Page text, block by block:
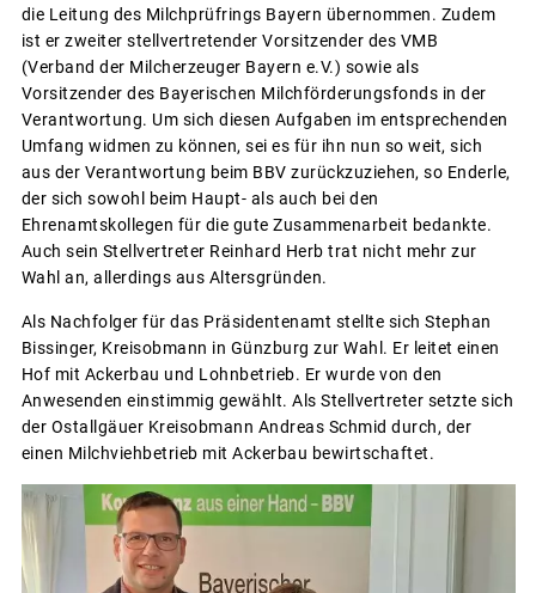
die Leitung des Milchprüfrings Bayern übernommen. Zudem
ist er zweiter stellvertretender Vorsitzender des VMB
(Verband der Milcherzeuger Bayern e.V.) sowie als
Vorsitzender des Bayerischen Milchförderungsfonds in der
Verantwortung. Um sich diesen Aufgaben im entsprechenden
Umfang widmen zu können, sei es für ihn nun so weit, sich
aus der Verantwortung beim BBV zurückzuziehen, so Enderle,
der sich sowohl beim Haupt- als auch bei den
Ehrenamtskollegen für die gute Zusammenarbeit bedankte.
Auch sein Stellvertreter Reinhard Herb trat nicht mehr zur
Wahl an, allerdings aus Altersgründen.
Als Nachfolger für das Präsidentenamt stellte sich Stephan
Bissinger, Kreisobmann in Günzburg zur Wahl. Er leitet einen
Hof mit Ackerbau und Lohnbetrieb. Er wurde von den
Anwesenden einstimmig gewählt. Als Stellvertreter setzte sich
der Ostallgäuer Kreisobmann Andreas Schmid durch, der
einen Milchviehbetrieb mit Ackerbau bewirtschaftet.